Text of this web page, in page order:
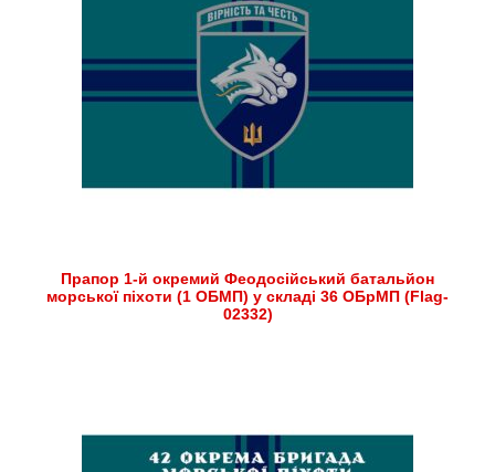
Прапор 1-й окремий Феодосійський батальйон
морської піхоти (1 ОБМП) у складі 36 ОБрМП (Flag-
02332)